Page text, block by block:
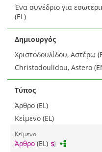
Ένα συνέδριο για
(EL)
Δημιουργός
Χριστοδουλίδου, Αστέρω
Christodoulidou, Astero
Τύπος
Άρθρο (EL)
Κείμενο (EL)
Κείμενο
Άρθρο (EL)